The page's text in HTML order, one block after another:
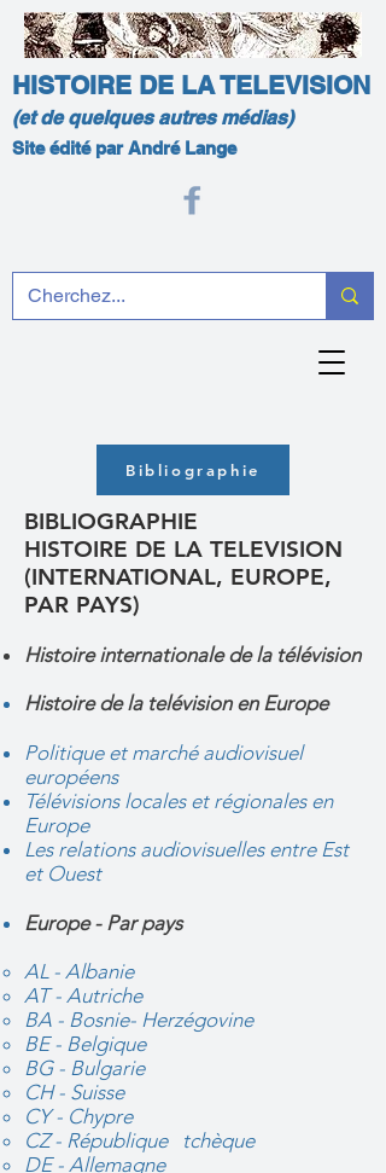
HISTOIRE DE LA TELEVISION
(et de quelques autres médias)
Site édité par André Lange
Bibliographie
BIBLIOGRAPHIE
HISTOIRE DE LA TELEVISION
(INTERNATIONAL, EUROPE,
PAR PAYS)
Histoire internationale de la télévision
Histoire de la telévision en Europe
Politique et marché audiovisuel
européens
Télévisions locales et régionales en
Europe
Les relations audiovisuelles entre Est
et Ouest
Europe - Par pays
AL - Albanie
AT - Autriche
BA - Bosnie- Herzégovine
BE - Belgique
BG - Bulgarie
CH - Suisse
CY - Chypre
CZ - République tchèque
DE - Allemagne